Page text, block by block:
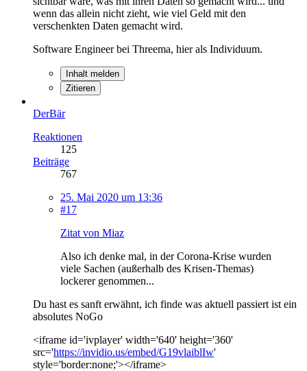
wenn das allein nicht zieht, wie viel Geld mit den
verschenkten Daten gemacht wird.
Software Engineer bei Threema, hier als Individuum.
Inhalt melden
Zitieren
DerBär
Reaktionen
125
Beiträge
767
25. Mai 2020 um 13:36
#17
Zitat von Miaz
Also ich denke mal, in der Corona-Krise wurden
viele Sachen (außerhalb des Krisen-Themas)
lockerer genommen...
Du hast es sanft erwähnt, ich finde was aktuell passiert ist ein
absolutes NoGo
<iframe id='ivplayer' width='640' height='360'
src='https://invidio.us/embed/G19vlaiblIw'
style='border:none;'></iframe>